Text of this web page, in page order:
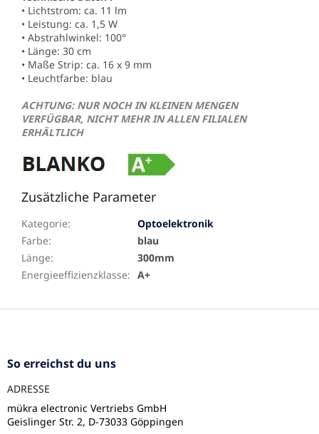
• Lichtstrom: ca. 11 lm
• Leistung: ca. 1,5 W
• Abstrahlwinkel: 100°
• Länge: 30 cm
• Maße Strip: ca. 16 x 9 mm
• Leuchtfarbe: blau
ACHTUNG: NUR NOCH IN KLEINEN MENGEN
VERFÜGBAR, NICHT MEHR IN ALLEN FILIALEN
ERHÄLTLICH
Zusätzliche Parameter
Kategorie:
Optoelektronik
Farbe:
blau
Länge:
300mm
Energieeffizienzklasse: A+
F
So erreichst du uns
ADRESSE
mükra electronic Vertriebs GmbH
Geislinger Str. 2, D-73033 Göppingen